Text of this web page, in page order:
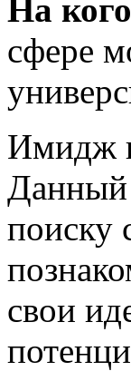
На
сфере
Имидж
Данный
поиску
свои